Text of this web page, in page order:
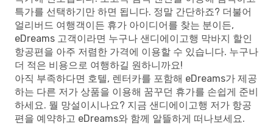
특가를 선택하기만 하면 됩니다. 정말 간단하죠? 더불어
얼리버드 여행객이든 휴가 아이디어를 찾는 분이든,
eDreams 고객이라면 누구나 샌디에이고행 막바지 할인
항공편을 아주 저렴한 가격에 이용할 수 있습니다. 누구나
더 적은 비용으로 여행하길 원하니까요!
아직 부족하다면 호텔, 렌터카를 포함해 eDreams가 제공
하는 다른 저가 상품을 이용해 꿈꾸던 휴가를 손쉽게 준비
하세요. 뭘 망설이시나요? 지금 샌디에이고행 저가 항공
편을 예약하고 eDreams와 함께 알뜰하게 떠나보세요.